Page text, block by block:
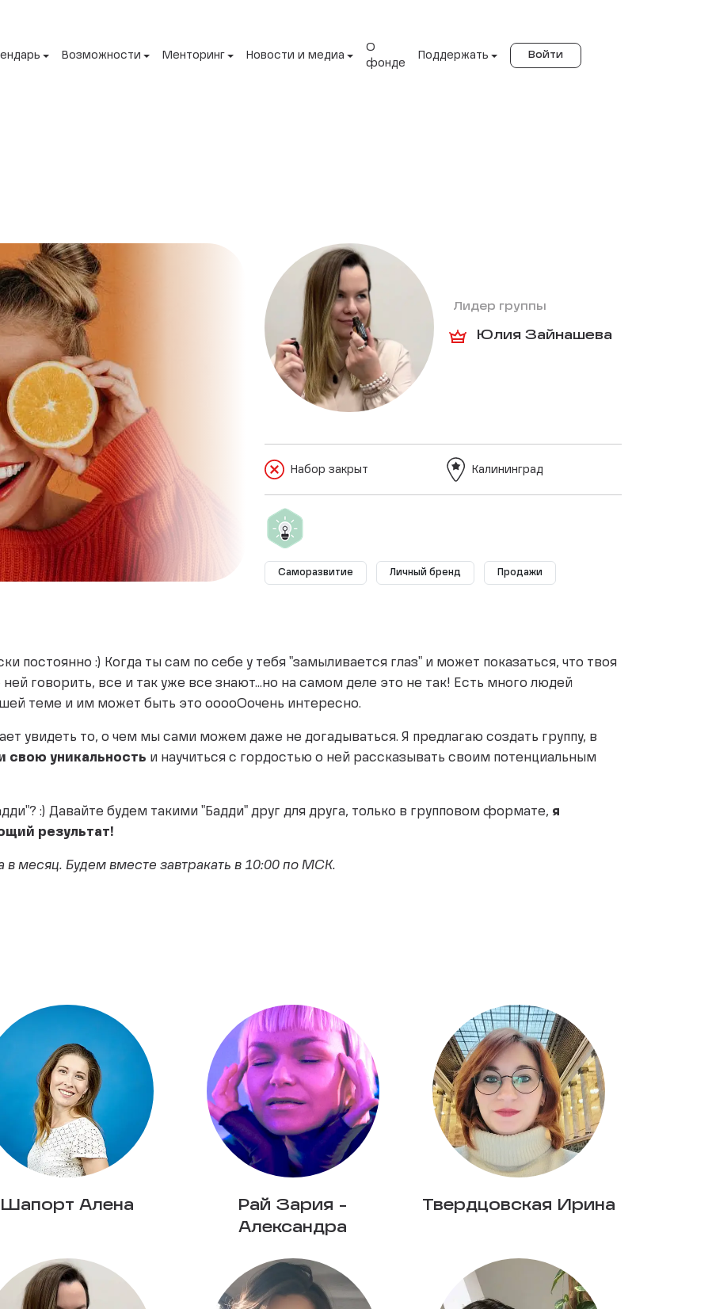
Возможности Менторинг Новости и медиа
О
фонде
Поддержать Войти
Лидер группы
Юлия Зайнашева
Набор закрыт Калининград
Саморазвитие Личный бренд Продажи
постоянно :) Когда ты сам по себе у тебя "замыливается глаз" и может показаться, что твоя
говорить, все и так уже все знают...но на самом деле это не так! Есть много людей
теме и им может быть это ооооОочень интересно.
увидеть то, о чем мы сами можем даже не догадываться. Я предлагаю создать группу, в
свою уникальность и научиться с гордостью о ней рассказывать своим потенциальным
:) Давайте будем такими "Бадди" друг для друга, только в групповом формате, я
результат!
месяц. Будем вместе завтракать в 10:00 по МСК.
Шапорт Алена
Рай Зария -
Александра
Твердцовская Ирина